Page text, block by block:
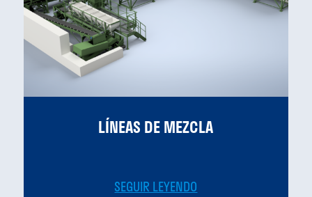
LÍNEAS DE MEZCLA
SEGUIR LEYENDO